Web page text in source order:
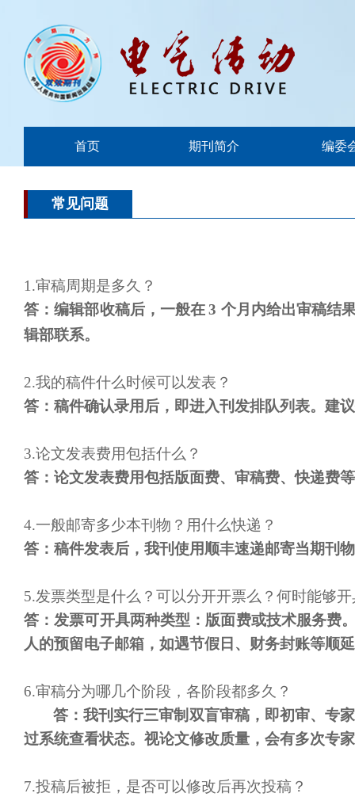
首页 期刊简介 编委
常见问题
1.审稿周期是多久？
答：编辑部收稿后，一般在 3 个月内给出审稿结
辑部联系。
2.我的稿件什么时候可以发表？
答：稿件确认录用后，即进入刊发排队列表。建
3.论文发表费用包括什么？
答：论文发表费用包括版面费、审稿费、快递费
4.一般邮寄多少本刊物？用什么快递？
答：稿件发表后，我刊使用顺丰速递邮寄当期刊
5.发票类型是什么？可以分开开票么？ 何时能够
答：发票可开具两种类型：版面费或技术服务费
人的预留电子邮箱，如遇节假日、财务封账等顺
6.审稿分为哪几个阶段，各阶段都多久？
答：我刊实行三审制 双盲审稿，即初审、专
过系统查看状态。视论文修改质量，会有多次专
7.投稿后被拒，是否可以修改后再次投稿？